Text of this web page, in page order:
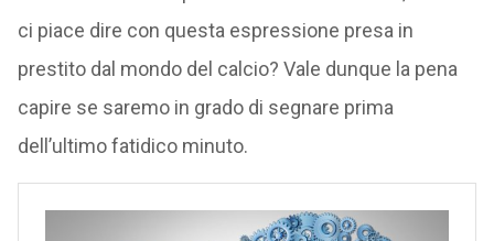
ci piace dire con questa espressione presa in
prestito dal mondo del calcio? Vale dunque la pena
capire se saremo in grado di segnare prima
dell’ultimo fatidico minuto.